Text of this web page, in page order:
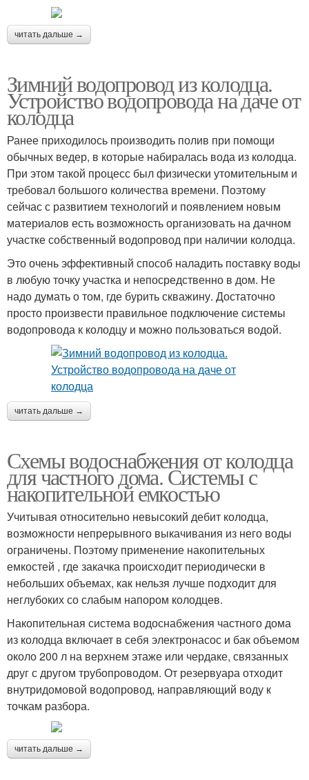
читать дальше →
Зимний водопровод из колодца.
Устройство водопровода на даче от
колодца
Ранее приходилось производить полив при помощи
обычных ведер, в которые набиралась вода из колодца.
При этом такой процесс был физически утомительным и
требовал большого количества времени. Поэтому
сейчас с развитием технологий и появлением новым
материалов есть возможность организовать на дачном
участке собственный водопровод при наличии колодца.
Это очень эффективный способ наладить поставку воды
в любую точку участка и непосредственно в дом. Не
надо думать о том, где бурить скважину. Достаточно
просто произвести правильное подключение системы
водопровода к колодцу и можно пользоваться водой.
читать дальше →
Схемы водоснабжения от колодца
для частного дома. Системы с
накопительной емкостью
Учитывая относительно невысокий дебит колодца,
возможности непрерывного выкачивания из него воды
ограничены. Поэтому применение накопительных
емкостей , где закачка происходит периодически в
небольших объемах, как нельзя лучше подходит для
неглубоких со слабым напором колодцев.
Накопительная система водоснабжения частного дома
из колодца включает в себя электронасос и бак объемом
около 200 л на верхнем этаже или чердаке, связанных
друг с другом трубопроводом. От резервуара отходит
внутридомовой водопровод, направляющий воду к
точкам разбора.
читать дальше →